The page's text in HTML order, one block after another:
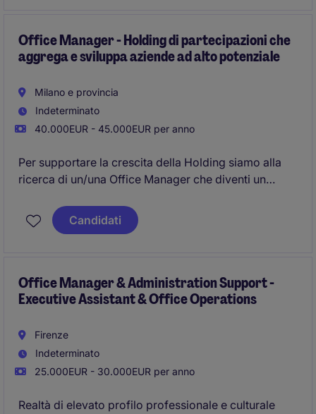
Office Manager - Holding di partecipazioni che
aggrega e sviluppa aziende ad alto potenziale
Milano e provincia
Indeterminato
40.000EUR - 45.000EUR per anno
Per supportare la crescita della Holding siamo alla
ricerca di un/una Office Manager che diventi un
fondatori ed il senior management
Candidati
Office Manager & Administration Support -
Executive Assistant & Office Operations
Firenze
Indeterminato
25.000EUR - 30.000EUR per anno
Realtà di elevato profilo professionale e culturale